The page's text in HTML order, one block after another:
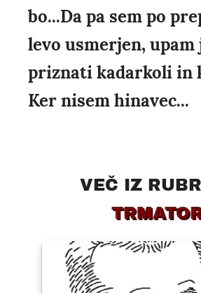
bo...Da pa sem po
levo usmerjen, upam
priznati kadarkoli in
Ker nisem hinavec...
VEČ IZ